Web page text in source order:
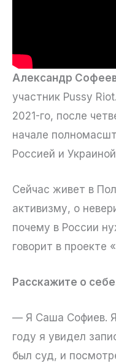
Александр
участник Pussy
2021-го, после
начале
Россией и
Сейчас живет в
активизму, о
почему в России
говорит в проекте
Расскажите о
— Я Саша Софиев. Я
году я увидел
был суд, и